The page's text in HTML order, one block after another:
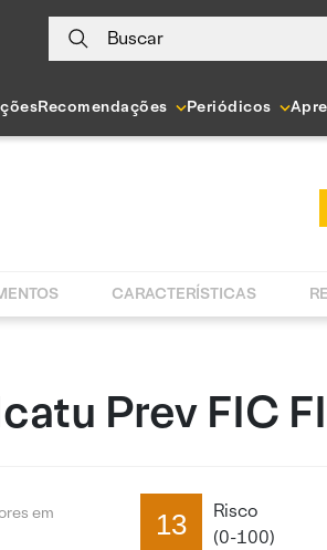
Buscar
Recomendações Periódicos
CARACTERÍSTICAS
Prev FIC
em
13
Risco
(0-100)